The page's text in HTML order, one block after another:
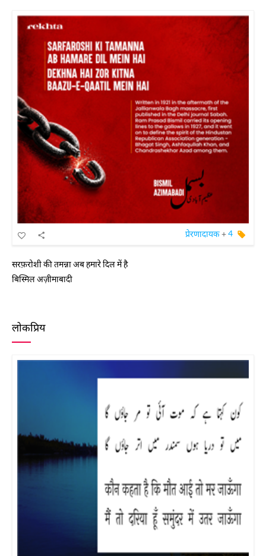
प्रेरणादायक+4
सरफ़रोशी की तमन्ना अब हमारे दिल में है
बिस्मिल अज़ीमाबादी
लोकप्रिय